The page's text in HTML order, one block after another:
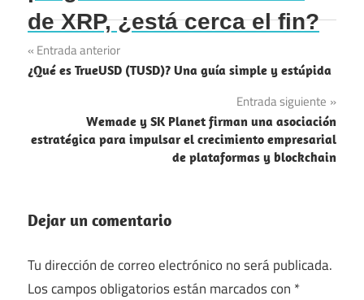
de XRP, ¿está cerca el fin?
Navegación
de
entradas
Entrada anterior
¿Qué es TrueUSD (TUSD)? Una guía simple y estúpida
Entrada siguiente
Wemade y SK Planet firman una asociación
estratégica para impulsar el crecimiento empresarial
de plataformas y blockchain
Dejar un comentario
Tu dirección de correo electrónico no será publicada.
Los campos obligatorios están marcados con *